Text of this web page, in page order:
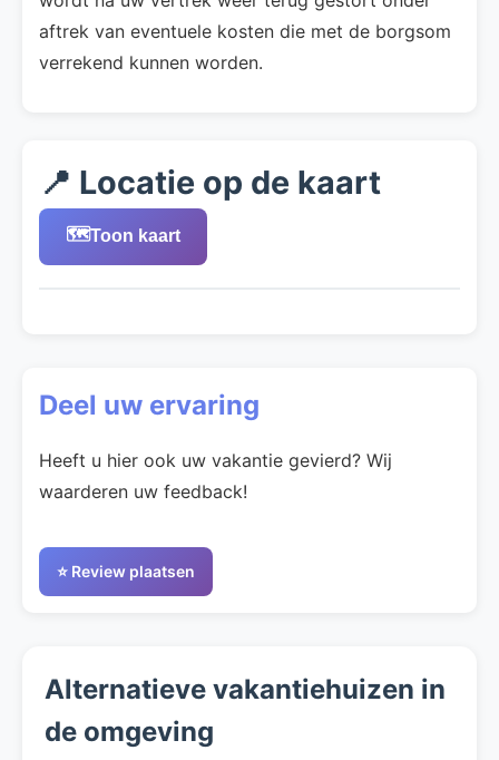
aftrek van eventuele kosten die met de borgsom
verrekend kunnen worden.
📍 Locatie op de kaart
🗺️Toon kaart
Deel uw ervaring
Heeft u hier ook uw vakantie gevierd? Wij
waarderen uw feedback!
⭐ Review plaatsen
Alternatieve vakantiehuizen in
de omgeving